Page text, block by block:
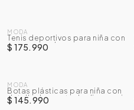
MODA
Tenis deportivos para niña con
correa en velcro
$ 175.990
MODA
Botas plásticas para niña con
detalle de cresta de dinosaurio
de 2 a 7 años
$ 145.990